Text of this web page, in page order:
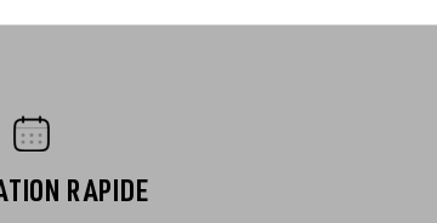
RAPIDE